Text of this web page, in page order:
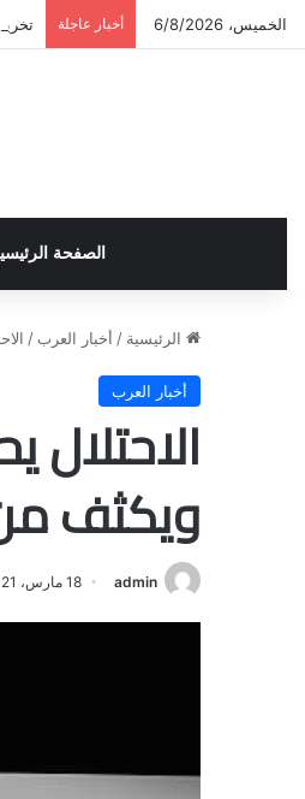
الخميس، 6/8/2026 أخبار عاجلة
الصفحة
الرئيسية / أخبار العرب /
أخبار العرب
ويكثف
admin 18 مارس، 2021